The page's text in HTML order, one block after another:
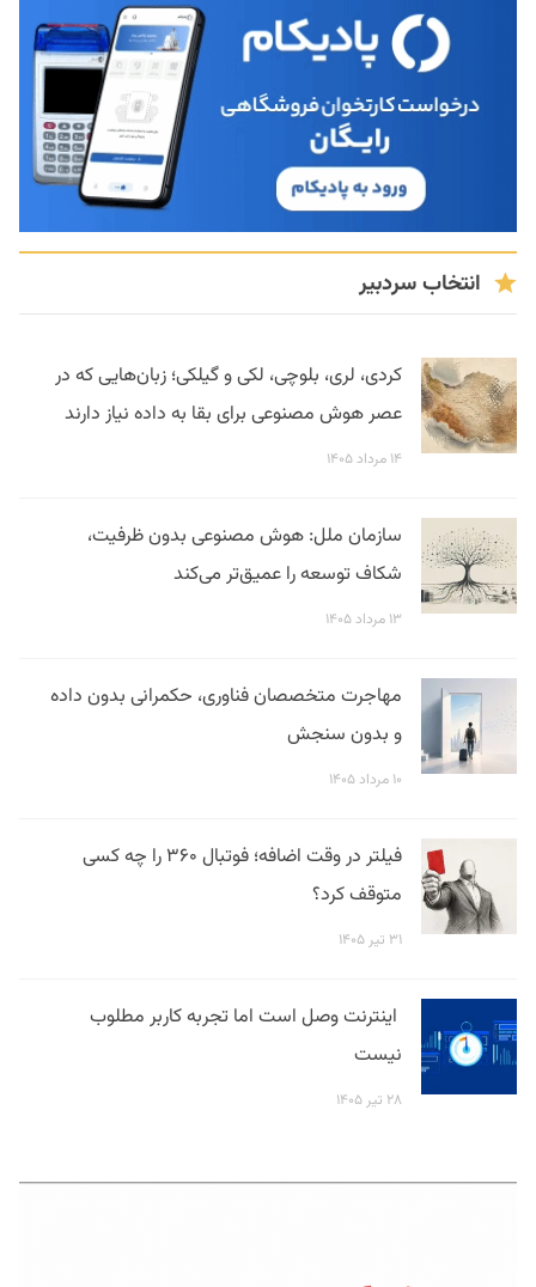
انتخاب سردبیر
کردی، لری، بلوچی، لکی و گیلکی؛ زبان‌هایی که در
عصر هوش مصنوعی برای بقا به داده نیاز دارند
۱۴ مرداد ۱۴۰۵
سازمان ملل: هوش مصنوعی بدون ظرفیت،
شکاف توسعه را عمیق‌تر می‌کند
۱۳ مرداد ۱۴۰۵
مهاجرت متخصصان فناوری، حکمرانی بدون داده
و بدون سنجش
۱۰ مرداد ۱۴۰۵
فیلتر در وقت اضافه؛ فوتبال ۳۶۰ را چه کسی
متوقف کرد؟
۳۱ تیر ۱۴۰۵
اینترنت وصل است اما تجربه کاربر مطلوب
نیست
۲۸ تیر ۱۴۰۵